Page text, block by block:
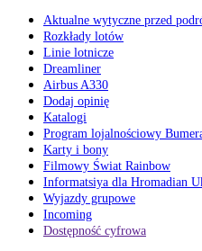
Aktualne wytyczne przed
Rozkłady lotów
Linie lotnicze
Dreamliner
Airbus A330
Dodaj opinię
Katalogi
Program lojalnościowy
Karty i bony
Filmowy Świat Rainbow
Informatsiya dla Hromadian
Wyjazdy grupowe
Incoming
Dostępność cyfrowa